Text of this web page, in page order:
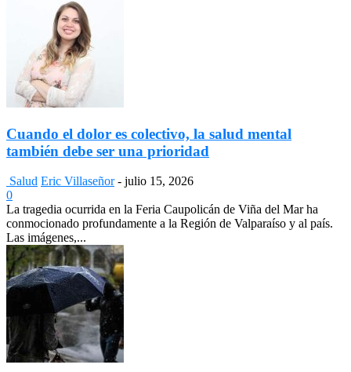
Cuando el dolor es colectivo, la salud mental
también debe ser una prioridad
Salud Eric Villaseñor - julio 15, 2026
0
La tragedia ocurrida en la Feria Caupolicán de Viña del Mar ha
conmocionado profundamente a la Región de Valparaíso y al país.
Las imágenes,...